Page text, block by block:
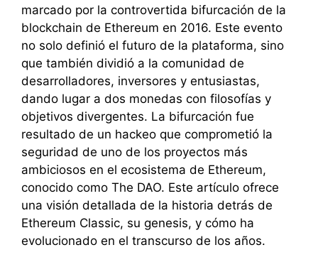
marcado por la controvertida bifurcación de la
blockchain de Ethereum en 2016. Este evento
no solo definió el futuro de la plataforma, sino
que también dividió a la comunidad de
desarrolladores, inversores y entusiastas,
dando lugar a dos monedas con filosofías y
objetivos divergentes. La bifurcación fue
resultado de un hackeo que comprometió la
seguridad de uno de los proyectos más
ambiciosos en el ecosistema de Ethereum,
conocido como The DAO. Este artículo ofrece
una visión detallada de la historia detrás de
Ethereum Classic, su genesis, y cómo ha
evolucionado en el transcurso de los años.